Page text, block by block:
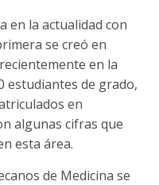
en la actualidad con
se creó en
en la
estudiantes de grado,
en
algunas cifras que
esta área.
de Medicina se